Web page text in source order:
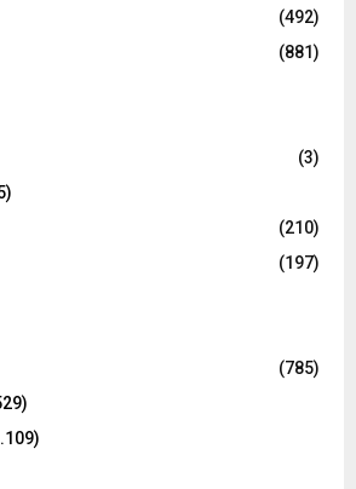
(492)
(881)
(3)
(210)
(197)
(785)